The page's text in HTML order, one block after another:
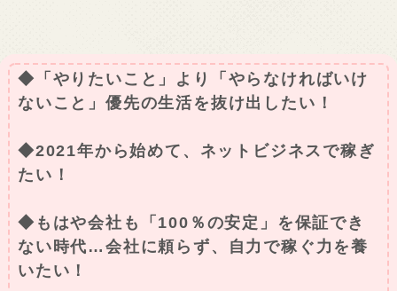
◆「やりたいこと」より「やらなければいけ
ないこと」優先の生活を抜け出したい！
◆2021年から始めて、ネットビジネスで稼ぎ
たい！
◆もはや会社も「100％の安定」を保証でき
ない時代…会社に頼らず、自力で稼ぐ力を養
いたい！